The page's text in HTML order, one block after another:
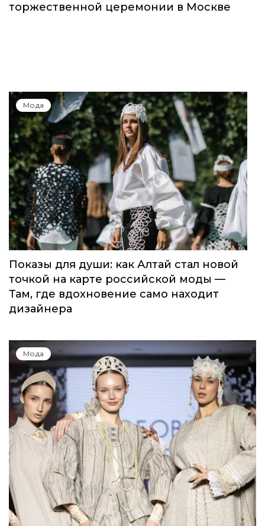
Global Destination Awards 2026: World
Fashion Channel впервые объединит
элиту мирового туризма на
торжественной церемонии в Москве
Мода
Показы для души: как Алтай стал новой
точкой на карте российской моды —
Там, где вдохновение само находит
дизайнера